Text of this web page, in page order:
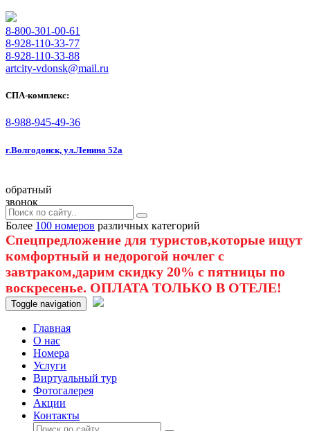
8-800-301-00-61
8-928-110-33-77
8-928-110-33-88
artcity-vdonsk@mail.ru
СПА-комплекс:
8-988-945-49-36
г.Волгодонск, ул.Ленина 52а
обратный
звонок
Более 100 номеров различных категорий
Спецпредложение для туристов,которые ищут
комфортный и недорогой ночлег с
завтраком,дарим скидку 20% с пятницы по
воскресенье. ОПЛАТА ТОЛЬКО В ОТЕЛЕ!
Toggle navigation
Главная
O нас
Номера
Услуги
Виртуальный тур
Фотогалерея
Акции
Контакты